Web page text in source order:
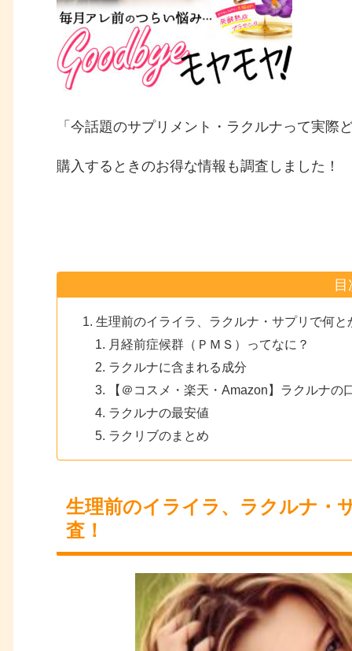
「今話題のサプリメント・ラクルナって実
購入するときのお得な情報も調査しました！
生理前のイライラ、ラクルナ・サプリで何
月経前症候群（ＰＭＳ）ってなに？
ラクルナに含まれる成分
【＠コスメ・楽天・Amazon】ラクルナの
ラクルナの最安値
ラクリブのまとめ
生理前のイライラ、ラクルナ・
査！